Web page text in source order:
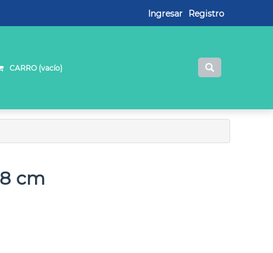
Ingresar Registro
CARRO (vacío)
cm